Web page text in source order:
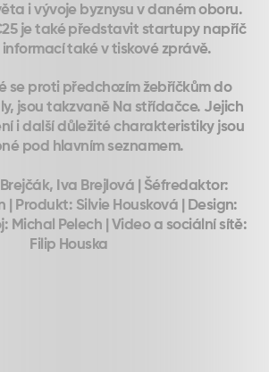
i vývoje byznysu v daném oboru.
je také představit startupy napříč
informací také v tiskové zprávě.
se proti předchozím žebříčkům do
jsou takzvaně Na střídačce. Jejich
i další důležité charakteristiky jsou
pod hlavním seznamem.
Iva Brejlová | Šéfredaktor:
| Produkt: Silvie Housková | Design:
Michal Pelech | Video a sociální sítě:
Filip Houska